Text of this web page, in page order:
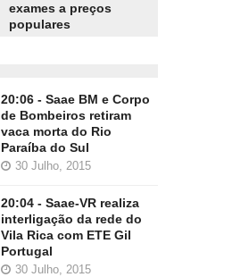
exames a preços
populares
20:06 - Saae BM e Corpo
de Bombeiros retiram
vaca morta do Rio
Paraíba do Sul
30 Julho, 2015
20:04 - Saae-VR realiza
interligação da rede do
Vila Rica com ETE Gil
Portugal
30 Julho, 2015